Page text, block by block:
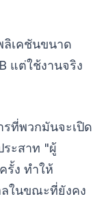
ลิเคชันขนาด
แต่ใช้งานจริง
รที่พวกมันจะเปิด
ระสาท "ผู้
รั้ง ทำให้
ในขณะที่ยังคง